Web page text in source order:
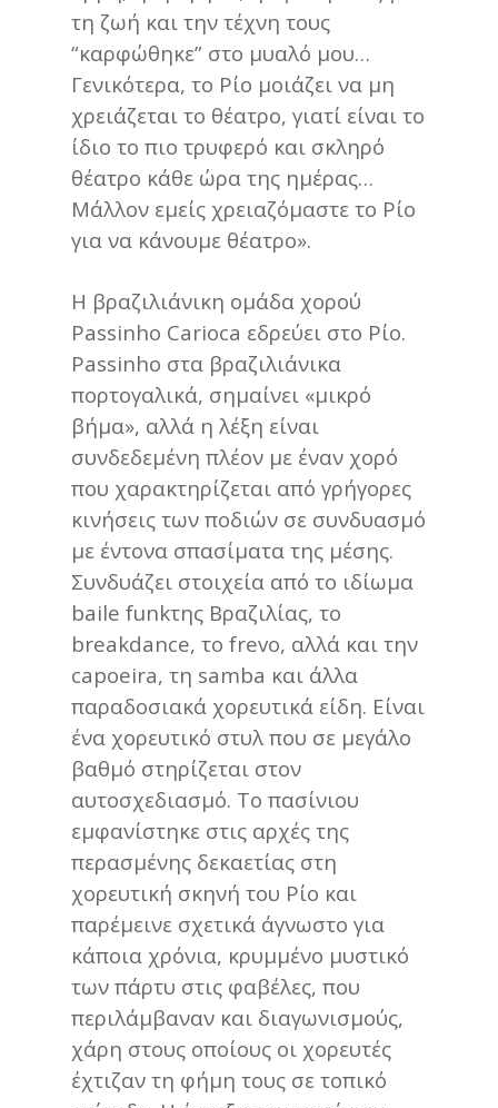
τη ζωή και την τέχνη τους
“καρφώθηκε” στο μυαλό μου…
Γενικότερα, το Ρίο μοιάζει να μη
χρειάζεται το θέατρο, γιατί είναι το
ίδιο το πιο τρυφερό και σκληρό
θέατρο κάθε ώρα της ημέρας…
Μάλλον εμείς χρειαζόμαστε το Ρίο
για να κάνουμε θέατρο».
Η βραζιλιάνικη ομάδα χορού
Passinho Carioca εδρεύει στο Ρίο.
Passinho στα βραζιλιάνικα
πορτογαλικά, σημαίνει «μικρό
βήμα», αλλά η λέξη είναι
συνδεδεμένη πλέον με έναν χορό
που χαρακτηρίζεται από γρήγορες
κινήσεις των ποδιών σε συνδυασμό
με έντονα σπασίματα της μέσης.
Συνδυάζει στοιχεία από το ιδίωμα
baile funkτης Βραζιλίας, το
breakdance, το frevo, αλλά και την
capoeira, τη samba και άλλα
παραδοσιακά χορευτικά είδη. Είναι
ένα χορευτικό στυλ που σε μεγάλο
βαθμό στηρίζεται στον
αυτοσχεδιασμό. Το πασίνιου
εμφανίστηκε στις αρχές της
περασμένης δεκαετίας στη
χορευτική σκηνή του Ρίο και
παρέμεινε σχετικά άγνωστο για
κάποια χρόνια, κρυμμένο μυστικό
των πάρτυ στις φαβέλες, που
περιλάμβαναν και διαγωνισμούς,
χάρη στους οποίους οι χορευτές
έχτιζαν τη φήμη τους σε τοπικό